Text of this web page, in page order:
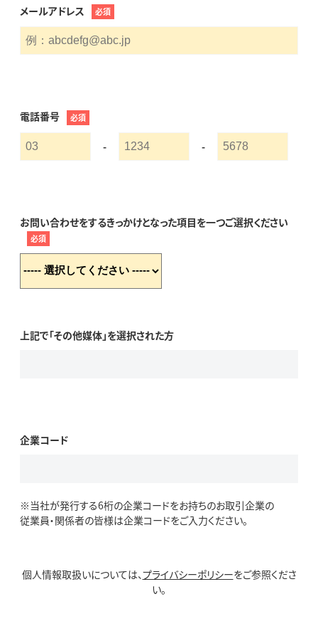
メールアドレス 必須
電話番号 必須
- -
お問い合わせをするきっかけとなった項目を一つご選択ください
必須
上記で「その他媒体」を選択された方
企業コード
※当社が発行する6桁の企業コードをお持ちのお取引企業の
従業員・関係者の皆様は企業コードをご入力ください。
個人情報取扱いについては、プライバシーポリシーをご参照くださ
い。